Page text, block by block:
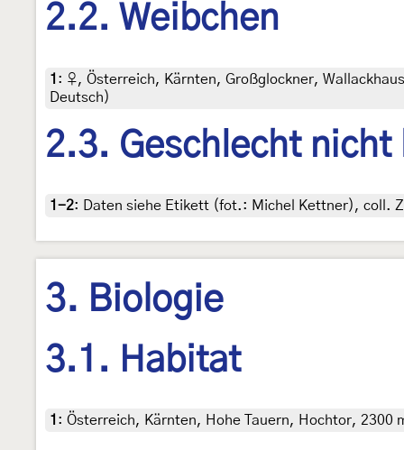
2.2. Weibchen
1 : ♀, Österreich, Kärnten, Großglockner,
Deutsch)
2.3. Geschlecht nicht
1-2: Daten siehe Etikett (fot.: Michel Kettner), coll.
3. Biologie
3.1. Habitat
1 : Österreich, Kärnten, Hohe Tauern, Hochtor, 2300